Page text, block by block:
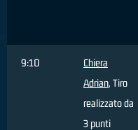
9:10
Chiera
Adrian, Tiro
realizzato da
3 punti